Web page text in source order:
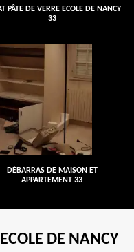
PÂTE DE VERRE ECOLE DE NANCY
33
DÉBARRAS DE MAISON ET
APPARTEMENT 33
DE NANCY